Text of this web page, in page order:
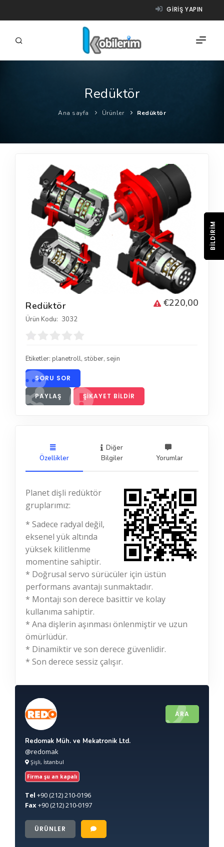
GIRIŞ YAPIN
FIRMALAR
ÜRÜNLER
NASIL ÇALIŞIR?
Redüktör
Ana sayfa Ürünler Redüktör
€220,00
Redüktör
Ürün Kodu: 3032
Etiketler: planetroll, stöber, sejin
SORU SOR
PAYLAŞ ŞIKAYET BILDIR
Özellikler
Diğer
Bilgiler
Yorumlar
Planet dişli redüktör
gruplarımız:
* Sadece radyal değil,
eksenel yük altında
yüksek kilitlenme
momentine sahiptir.
* Doğrusal servo sürücüler için üstün
performans avantajı sunmaktadır.
* Montajı son derece basittir ve kolay
kullanıma sahiptir.
* Ana dişlerin aşınması önlenmiştir ve uzun
ömürlüdür.
* Dinamiktir ve son derece güvenlidir.
* Son derece sessiz çalışır.
ARA
Redomak Müh. ve Mekatronik Ltd.
@redomak
Şişli, İstanbul
Firma şu an kapalı
Tel +90(212) 210-0196
Fax+90(212) 210-0197
ÜRÜNLER
BILDIRIM